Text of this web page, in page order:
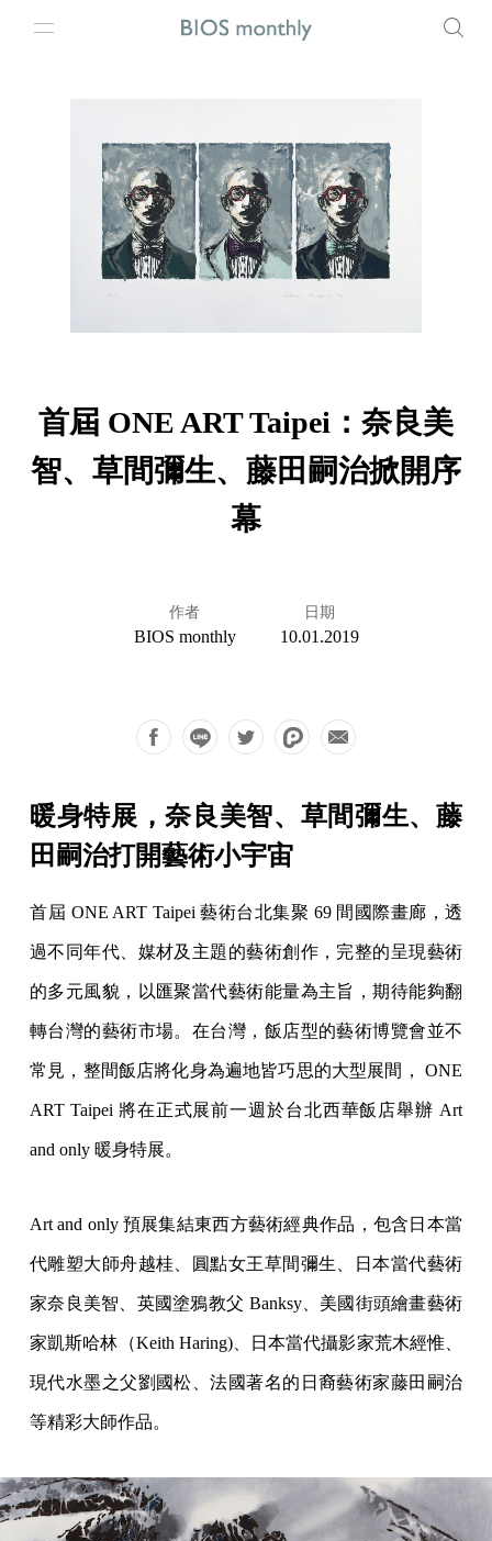
首屆 ONE ART Taipei：奈良美
智、草間彌生、藤田嗣治掀開序
幕
作者
BIOS monthly
日期
10.01.2019
暖身特展，奈良美智、草間彌生、藤
田嗣治打開藝術小宇宙
首屆 ONE ART Taipei 藝術台北集聚 69 間國際畫廊，透
過不同年代、媒材及主題的藝術創作，完整的呈現藝術
的多元風貌，以匯聚當代藝術能量為主旨，期待能夠翻
轉台灣的藝術市場。在台灣，飯店型的藝術博覽會並不
常見，整間飯店將化身為遍地皆巧思的大型展間， ONE
ART Taipei 將在正式展前一週於台北西華飯店舉辦 Art
and only 暖身特展。
Art and only 預展集結東西方藝術經典作品，包含日本當
代雕塑大師舟越桂、圓點女王草間彌生、日本當代藝術
家奈良美智、英國塗鴉教父 Banksy、美國街頭繪畫藝術
家凱斯哈林（Keith Haring)、日本當代攝影家荒木經惟、
現代水墨之父劉國松、法國著名的日裔藝術家藤田嗣治
等精彩大師作品。